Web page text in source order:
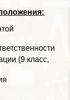
(9 класс,